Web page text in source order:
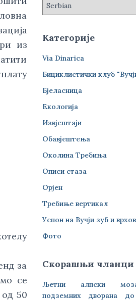
из
за
се
50
Категорије
Via Dinarica
Бициклистички клуб
Бјеласница
Екологија
Извјештаји
Обавјештења
Околина Требиња
Описи стаза
Орјен
Требиње вертикал
Успон на Вучји зуб и
Фото
Скорашњи чланци
Љетни алпски
подземних дворана до